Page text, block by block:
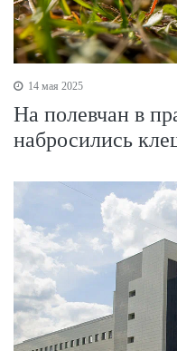
14 мая 2025
На полевчан в
набросились